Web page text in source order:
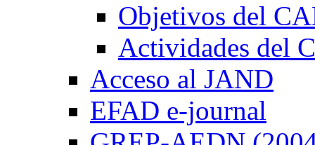
Objetivos del
Actividades del
Acceso al JAND
EFAD e-journal